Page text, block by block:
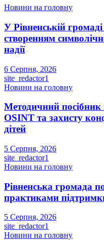
Новини на головну
У Рівненській
створенням
надії
6 Серпня, 2026
site_redactor1
Новини на головну
Методичний
OSINT та захисту
дітей
5 Серпня, 2026
site_redactor1
Новини на головну
Рівненська громада
практиками
5 Серпня, 2026
site_redactor1
Новини на головну